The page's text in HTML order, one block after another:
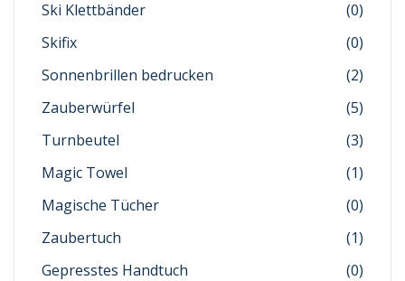
Ski Klettbänder
(0)
Skifix
(0)
Sonnenbrillen bedrucken
(2)
Zauberwürfel
(5)
Turnbeutel
(3)
Magic Towel
(1)
Magische Tücher
(0)
Zaubertuch
(1)
Gepresstes Handtuch
(0)